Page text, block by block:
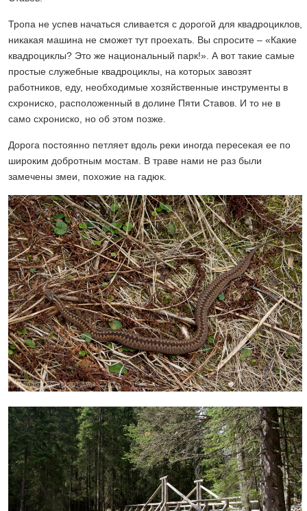
Тропа не успев начаться сливается с дорогой для квадроциклов,
никакая машина не сможет тут проехать. Вы спросите – «Какие
квадроциклы? Это же национальный парк!». А вот такие самые
простые служебные квадроциклы, на которых завозят
работников, еду, необходимые хозяйственные инструменты в
схрониско, расположенный в долине Пяти Ставов. И то не в
само схрониско, но об этом позже.
Дорога постоянно петляет вдоль реки иногда пересекая ее по
широким добротным мостам. В траве нами не раз были
замечены змеи, похожие на гадюк.